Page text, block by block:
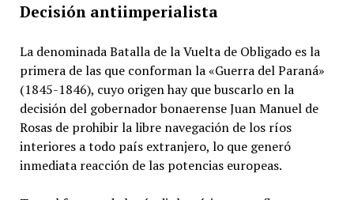
Decisión antiimperialista
La denominada Batalla de la Vuelta de Obligado es la
primera de las que conforman la «Guerra del Paraná»
(1845-1846), cuyo origen hay que buscarlo en la
decisión del gobernador bonaerense Juan Manuel de
Rosas de prohibir la libre navegación de los ríos
interiores a todo país extranjero, lo que generó
inmediata reacción de las potencias europeas.